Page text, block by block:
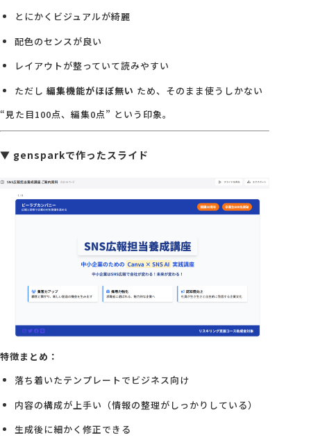
とにかくビジュアルが綺麗
配色のセンスが良い
レイアウトが整っていて読みやすい
ただし 編集機能がほぼ無い ため、そのまま使うしかない
“見た目100点、編集0点” という印象。
▼ gensparkで作ったスライド
特徴まとめ：
落ち着いたテンプレートでビジネス向け
内容の構成が上手い（情報の整理がしっかりしている）
生成後に細かく修正できる